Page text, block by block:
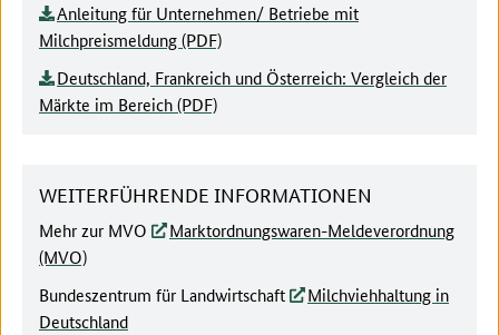
Anleitung für Unternehmen/ Betriebe mit
Milchpreismeldung (PDF)
Deutschland, Frankreich und Österreich: Vergleich der
Märkte im Bereich (PDF)
WEITERFÜHRENDE INFORMATIONEN
Mehr zur MVO
Marktordnungswaren-Meldeverordnung
(MVO)
Bundeszentrum für Landwirtschaft
Milchviehhaltung in
Deutschland